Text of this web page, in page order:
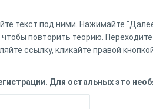
текст под ними. Нажимайте
повторить теорию.
ссылку, кликайте правой
Для остальных это